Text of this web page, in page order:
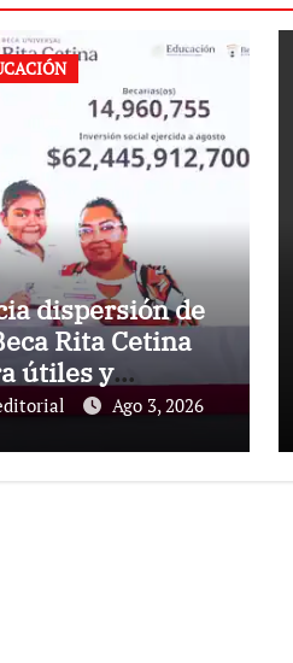
dispersión de
Rita Cetina
útiles y
escolares
Ago 3, 2026